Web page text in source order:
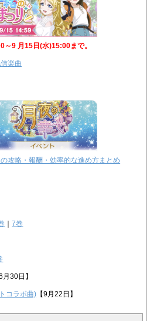
9 月15日(水)15:00まで。
楽曲
攻略・報酬・効率的な進め方まとめ
｜7巻
6月30日】
コラボ曲) 【9月22日】